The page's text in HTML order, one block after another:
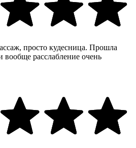
просто кудесница. Прошла
расслабление очень